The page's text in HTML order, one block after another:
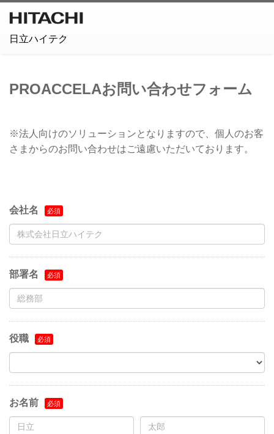
日立ハイテク
PROACCELAお問い合わせフォーム
※法人向けのソリューションとなりますので、個人のお客
さまからのお問い合わせはご遠慮いただいております。
会社名
部署名
役職
お名前